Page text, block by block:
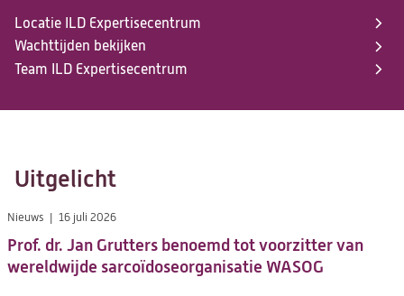
Locatie ILD Expertisecentrum
Wachttijden bekijken
Team ILD Expertisecentrum
Uitgelicht
Prof. dr. Jan Grutters benoemd tot voorzitter van
wereldwijde sarcoïdoseorganisatie WASOG
Nieuws 16 juli 2026